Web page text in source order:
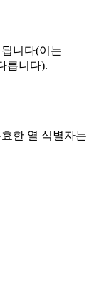
니다(이는
릅니다).
한 열 식별자는